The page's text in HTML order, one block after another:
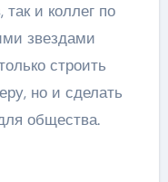
так и коллег по
звездами
строить
но и сделать
общества.